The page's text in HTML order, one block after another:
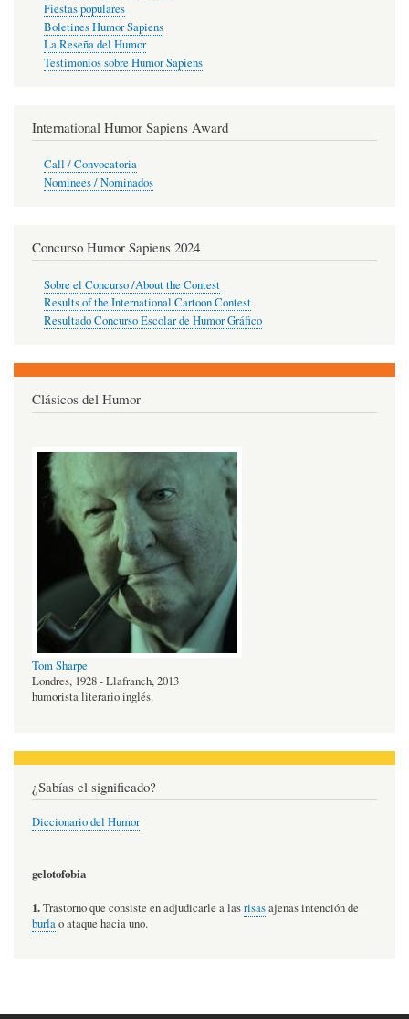
Fiestas populares
Boletines Humor Sapiens
La Reseña del Humor
Testimonios sobre Humor Sapiens
International Humor Sapiens Award
Call / Convocatoria
Nominees / Nominados
Concurso Humor Sapiens 2024
Sobre el Concurso /About the Contest
Results of the International Cartoon Contest
Resultado Concurso Escolar de Humor Gráfico
Clásicos del Humor
Tom Sharpe
Londres, 1928 - Llafranch, 2013
humorista literario inglés.
¿Sabías el significado?
Diccionario del Humor
gelotofobia
1.Trastorno que consiste en adjudicarle a lasrisasajenas intención de
burlao ataque hacia uno.